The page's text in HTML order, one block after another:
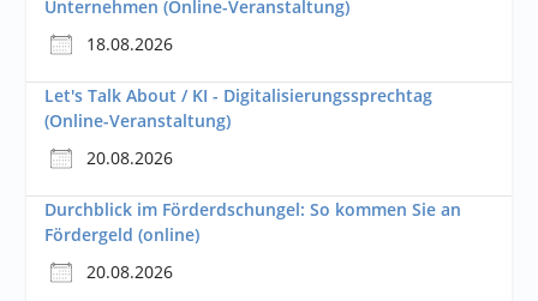
Unternehmen (Online-Veranstaltung)
18.08.2026
Let's Talk About / KI - Digitalisierungssprechtag
(Online-Veranstaltung)
20.08.2026
Durchblick im Förderdschungel: So kommen Sie an
Fördergeld (online)
20.08.2026